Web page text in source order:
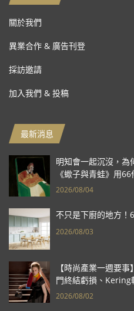
關於我們
異業合作 & 廣告刊登
採訪邀請
加入我們 & 投稿
最新消息
明知會一起沉沒，為
《蠍子與青蛙》用
2026/08/04
不只是下廚的地方！
2026/08/03
【時尚產業一週要
門終結虧損、Kering
報亮眼
2026/08/02